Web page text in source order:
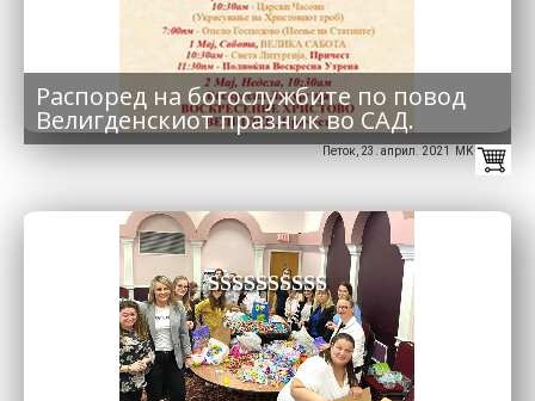
Распоред на богослужбите по повод
Велигденскиот празник во САД.
Петок, 23. април. 2021 MK
SSSSSSSSSS